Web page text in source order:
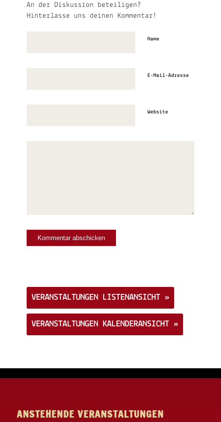
An der Diskussion beteiligen?
Hinterlasse uns deinen Kommentar!
Name
E-Mail-Adresse
Website
VERANSTALTUNGEN LISTENANSICHT »
VERANSTALTUNGEN KALENDERANSICHT »
ANSTEHENDE VERANSTALTUNGEN